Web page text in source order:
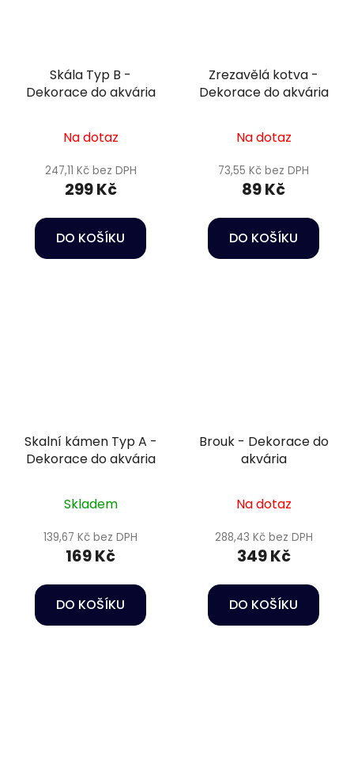
Skála Typ B -
Dekorace do akvária
Na dotaz
247,11 Kč bez DPH
299 Kč
DO KOŠÍKU
Zrezavělá kotva -
Dekorace do akvária
Na dotaz
73,55 Kč bez DPH
89 Kč
DO KOŠÍKU
Skalní kámen Typ A -
Dekorace do akvária
Skladem
139,67 Kč bez DPH
169 Kč
DO KOŠÍKU
Brouk - Dekorace do
akvária
Na dotaz
288,43 Kč bez DPH
349 Kč
DO KOŠÍKU